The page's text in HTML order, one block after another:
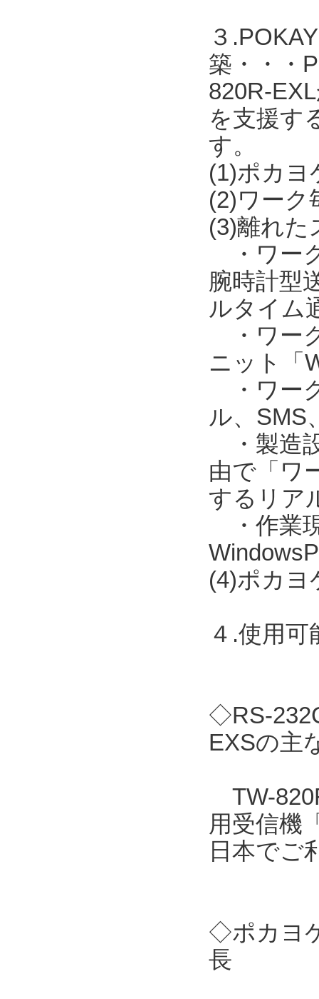
３
築・・・
820R-
を支援す
す。
(1)ポカヨ
(2)ワーク
(3)離れた
・ワー
腕時計型
ルタイム
・ワー
ニット「
・ワー
ル、SMS
・製造
由で「ワ
するリア
・作業
(4)ポカヨ
４.使用
◇RS-
EXSの主
TW-
用受信機
日本でご
◇ポカヨ
長